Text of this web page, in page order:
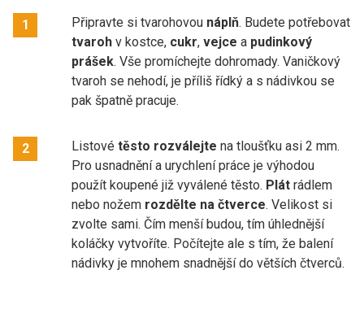
1 Připravte si tvarohovou náplň. Budete potřebovat
tvaroh v kostce, cukr, vejce a pudinkový
prášek. Vše promíchejte dohromady. Vaničkový
tvaroh se nehodí, je příliš řídký a s nádivkou se
pak špatně pracuje.
2 Listové těsto rozválejte na tloušťku asi 2 mm.
Pro usnadnění a urychlení práce je výhodou
použít koupené již vyválené těsto. Plát rádlem
nebo nožem rozdělte na čtverce. Velikost si
zvolte sami. Čím menší budou, tím úhlednější
koláčky vytvoříte. Počítejte ale s tím, že balení
nádivky je mnohem snadnější do větších čtverců.